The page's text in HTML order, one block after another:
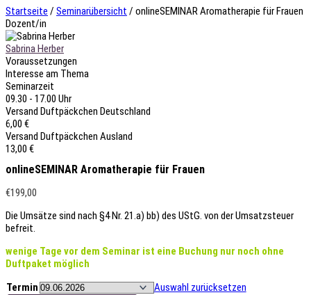
Startseite / Seminarübersicht / onlineSEMINAR Aromatherapie für Frauen
Dozent/in
Sabrina Herber
Voraussetzungen
Interesse am Thema
Seminarzeit
09.30 - 17.00 Uhr
Versand Duftpäckchen Deutschland
6,00 €
Versand Duftpäckchen Ausland
13,00 €
onlineSEMINAR Aromatherapie für Frauen
€199,00
Die Umsätze sind nach §4 Nr. 21.a) bb) des UStG. von der Umsatzsteuer
befreit.
wenige Tage vor dem Seminar ist eine Buchung nur noch ohne
Duftpaket möglich
Termin
Auswahl zurücksetzen